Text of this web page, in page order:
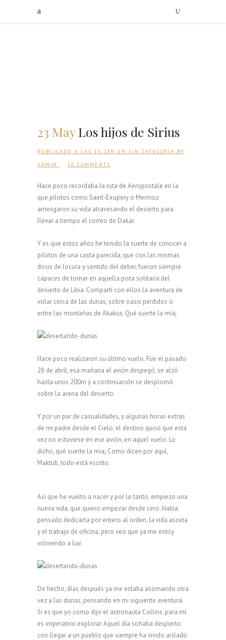
23 MayLos hijos de Sirius
PUBLICADO A LAS 15:23H EN SIN CATEGORÍA
BY
ADMIN
10 COMMENTS
Hace poco recordaba la ruta de Aeropostale en la
que pilotos como Saint-Exupery o Mermoz
arriesgaron su vida atravesando el desierto para
llevar a tiempo el correo de Dakar.
Y es que estos años he tenido la suerte de conocer a
pilotos de una casta parecida, que con las mismas
dosis de locura y sentido del deber, fueron siempre
capaces de tomar en aquella pista solitaria del
desierto de Libia. Compartí con ellos la aventura de
volar cerca de las dunas, sobre oasis perdidos o
entre las montañas de Akakus. Qué suerte la mía¡
Hace poco realizaron su último vuelo. Fue el pasado
28 de abril, esa mañana el avión despegó, se alzó
hasta unos 200m y a continuación se desplomó
sobre la arena del desierto.
Y por un par de casualidades, y algunas horas extras
de mi padre desde el Cielo, el destino quiso que esta
vez no estuviese en ese avión, en aquel vuelo. Lo
dicho, qué suerte la mia¡ Como dicen por aquí,
Maktub, todo está escrito.
Así que he vuelto a nacer y por lo tanto, empiezo una
nueva vida, que quiero empezar desde cero. Había
pensado dedicarla por entero al orden, la vida asceta
y el trabajo de oficina, pero veo que ya me estoy
volviendo a liar.
De hecho, días después ya me estaba asomando otra
vez a las dunas, pensando en mi siguiente aventura.
Si es que yo como dijo el astronauta Collins, para mí
es imperativo explorar. Aquel día soñaba despierto
con llegar a un pueblo que siempre ha vivido aislado